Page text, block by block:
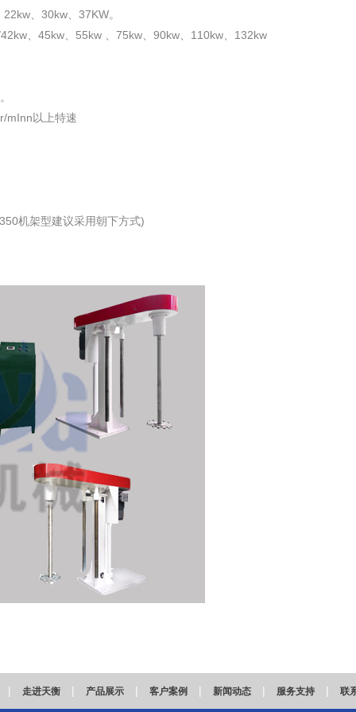
、30kw、37KW。
、45kw、55kw 、75kw、90kw、110kw、132kw
mInn以上特速
机架型建议采用朝下方式)
| 走进天衡 | 产品展示 | 客户案例 | 新闻动态 | 服务支持 | 联